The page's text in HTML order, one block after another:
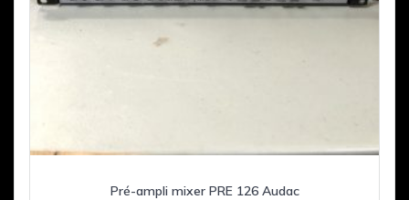
Pré-ampli mixer PRE 126 Audac